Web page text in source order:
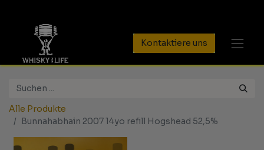
Kontaktiere uns
Alle Produkte
Bunnahabhain 2007 14yo refill Hogshead 52,5%